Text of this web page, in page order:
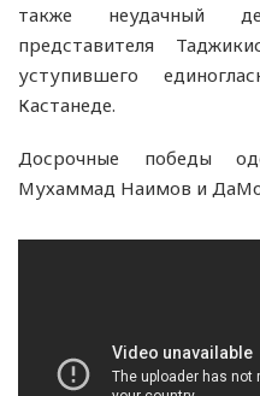
также неудачный
представителя
уступившего
Кастанеде.
Досрочные победы
Мухаммад Наимов и